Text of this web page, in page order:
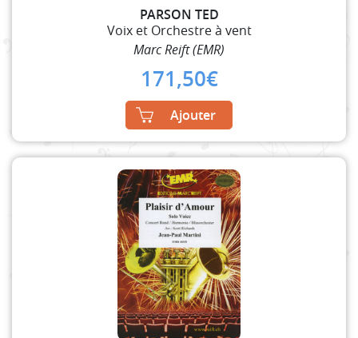
PARSON TED
Voix et Orchestre à vent
Marc Reift (EMR)
171,50€
Ajouter